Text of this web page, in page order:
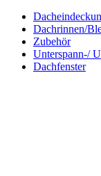
Dachrinnen/
Zubehör
Unterspann-/
Dachfenster